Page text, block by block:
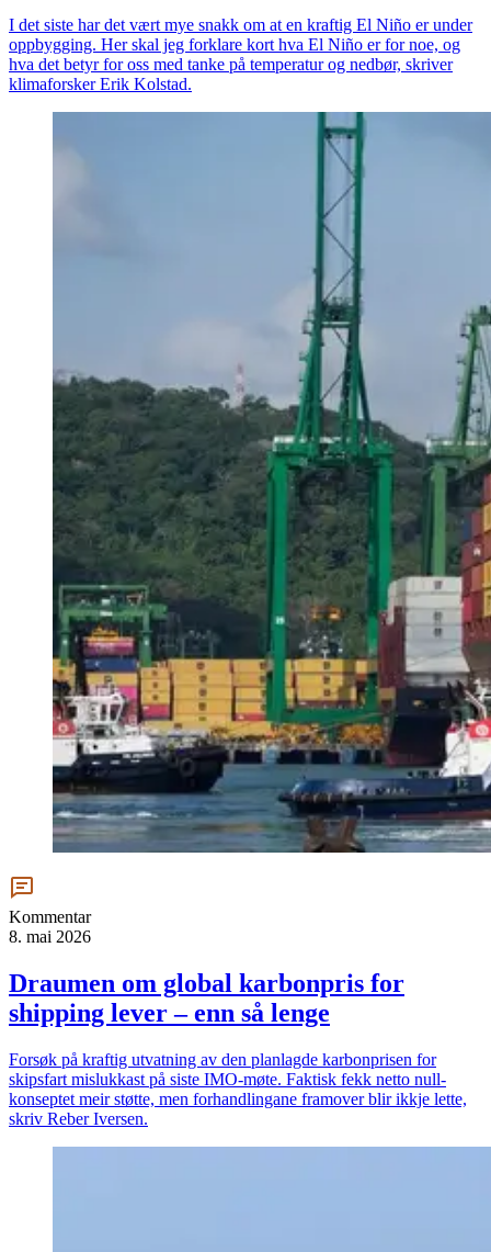
I det siste har det vært mye snakk om at en kraftig El Niño er under
oppbygging. Her skal jeg forklare kort hva El Niño er for noe, og
hva det betyr for oss med tanke på temperatur og nedbør, skriver
klimaforsker Erik Kolstad.
Kommentar
8. mai 2026
Draumen om global karbonpris for
shipping lever – enn så lenge
Forsøk på kraftig utvatning av den planlagde karbonprisen for
skipsfart mislukkast på siste IMO-møte. Faktisk fekk netto null-
konseptet meir støtte, men forhandlingane framover blir ikkje lette,
skriv Reber Iversen.